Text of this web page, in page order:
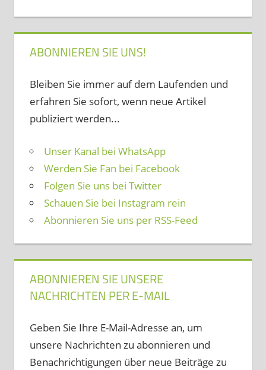
ABONNIEREN SIE UNS!
Bleiben Sie immer auf dem Laufenden und
erfahren Sie sofort, wenn neue Artikel
publiziert werden...
Unser Kanal bei WhatsApp
Werden Sie Fan bei Facebook
Folgen Sie uns bei Twitter
Schauen Sie bei Instagram rein
Abonnieren Sie uns per RSS-Feed
ABONNIEREN SIE UNSERE
NACHRICHTEN PER E-MAIL
Geben Sie Ihre E-Mail-Adresse an, um
unsere Nachrichten zu abonnieren und
Benachrichtigungen über neue Beiträge zu